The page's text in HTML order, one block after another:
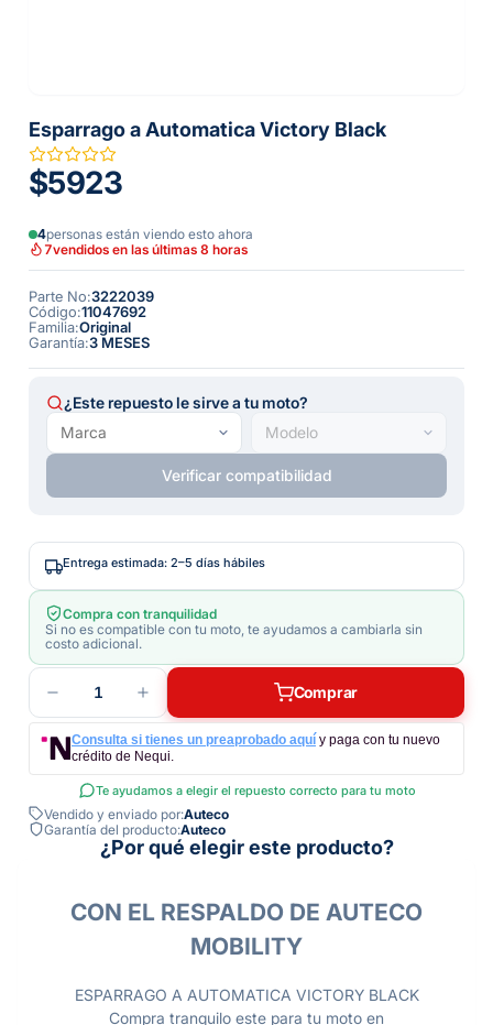
Esparrago a Automatica Victory Black
$5923
4personas están viendo esto ahora
7vendidos en las últimas 8 horas
Parte No:3222039
Código:11047692
Familia:Original
Garantía:3 MESES
¿Este repuesto le sirve a tu moto?
Verificar compatibilidad
Entrega estimada: 2–5 días hábiles
Compra con tranquilidad
Si no es compatible con tu moto, te ayudamos a cambiarla sin
costo adicional.
1 Comprar
Consulta si tienes un preaprobado aquí y paga con tu nuevo
crédito de Nequi.
Te ayudamos a elegir el repuesto correcto para tu moto
Vendido y enviado por:Auteco
Garantía del producto:Auteco
¿Por qué elegir este producto?
CON EL RESPALDO DE AUTECO
MOBILITY
ESPARRAGO A AUTOMATICA VICTORY BLACK
Compra tranquilo este para tu moto en